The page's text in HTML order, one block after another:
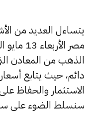
يتساءل العديد من
الذهب من المعادن
دائم، حيث يتابع
الاستثمار والحفاظ
سنسلط الضوء على